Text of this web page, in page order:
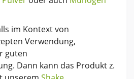
im Kontext von
Verwendung,
guten
Dann kann das Produkt z.